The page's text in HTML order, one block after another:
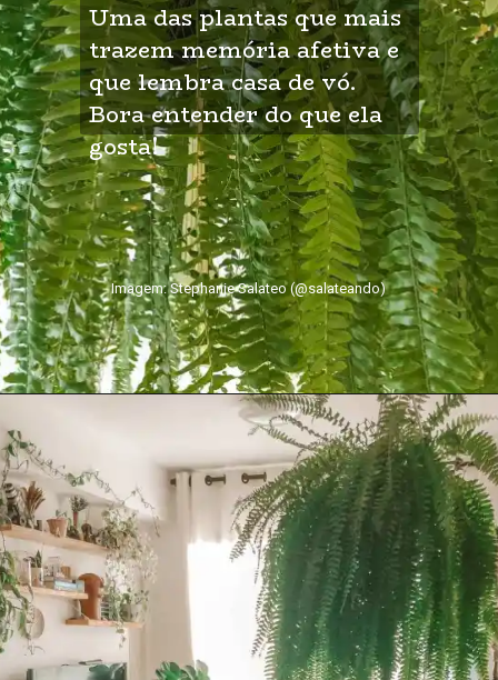
Uma das plantas que mais
trazem memória afetiva e
que lembra casa de vó.
Bora entender do que ela
gosta!
Imagem: Stephanie Salateo (@salateando)